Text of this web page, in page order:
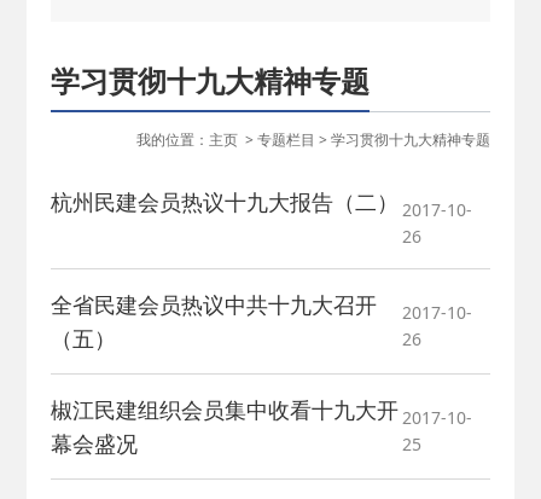
学习贯彻十九大精神专题
我的位置： 主页> 专题栏目 > 学习贯彻十九大精神专题
杭州民建会员热议十九大报告（二）
2017-10-
26
全省民建会员热议中共十九大召开
（五）
2017-10-
26
椒江民建组织会员集中收看十九大开
幕会盛况
2017-10-
25